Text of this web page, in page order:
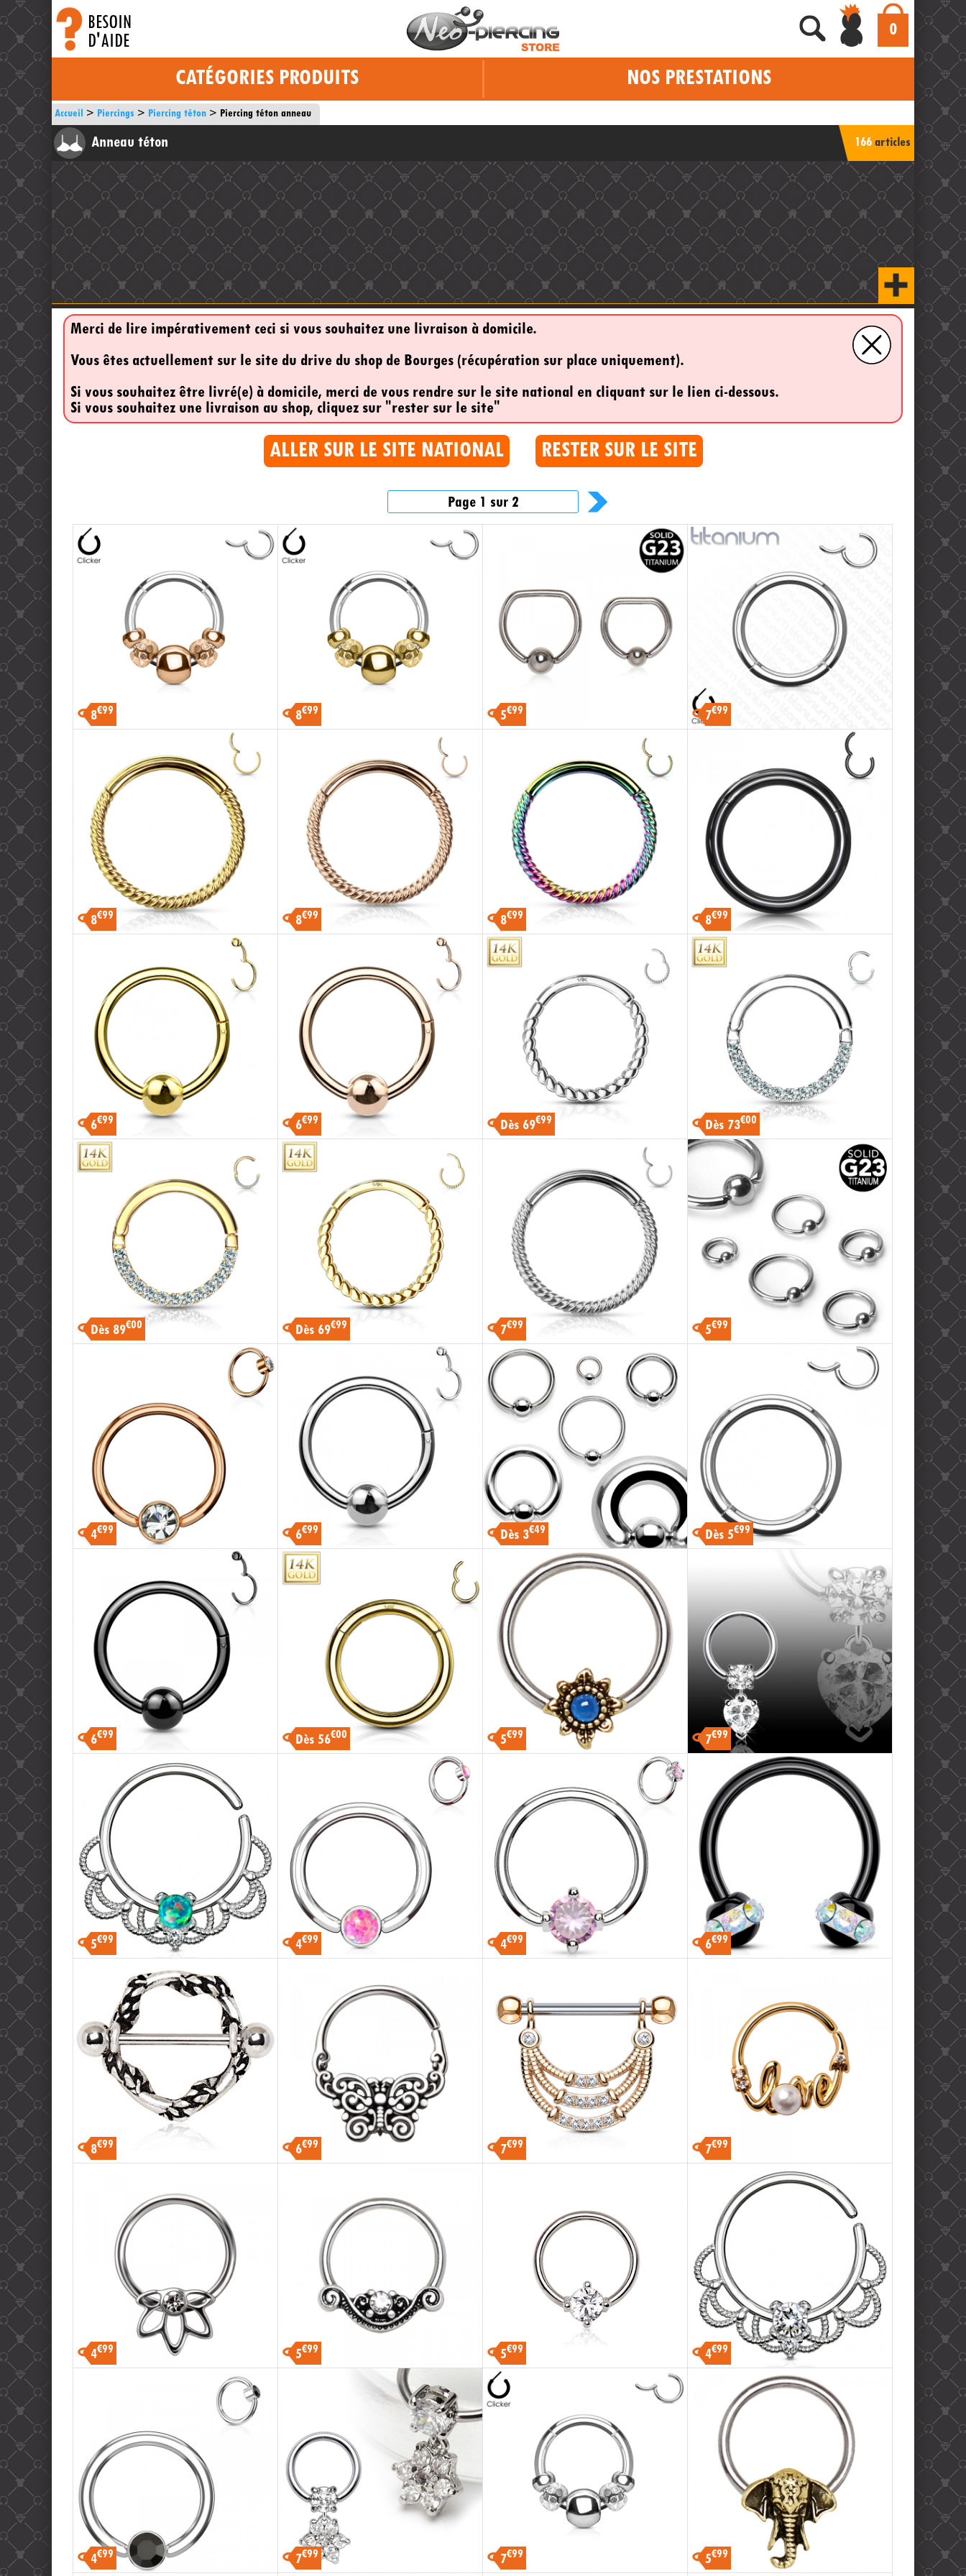
BESOIN
D'AIDE
0
CATÉGORIES PRODUITS NOS PRESTATIONS
Accueil Piercings Piercing téton Piercing téton anneau
Anneau téton 166 articles
Merci de lire impérativement ceci si vous souhaitez une livraison à domicile.
Vous êtes actuellement sur le site du drive du shop de Bourges (récupération sur place uniquement).
Si vous souhaitez être livré(e) à domicile, merci de vous rendre sur le site national en cliquant sur le lien ci-dessous.
Si vous souhaitez une livraison au shop, cliquez sur "rester sur le site"
ALLER SUR LE SITE NATIONAL RESTER SUR LE SITE
Page 1 sur 2
8€99 8€99 5€99 7€99
8€99 8€99 8€99 8€99
6€99 6€99 Dès 69€99 Dès 73€00
Dès 89€00 Dès 69€99 7€99 5€99
4€99 6€99 Dès 3€49 Dès 5€99
6€99 Dès 56€00 5€99 7€99
5€99 4€99 4€99 6€99
8€99 6€99 7€99 7€99
4€99 5€99 5€99 4€99
4€99 7€99 7€99 5€99